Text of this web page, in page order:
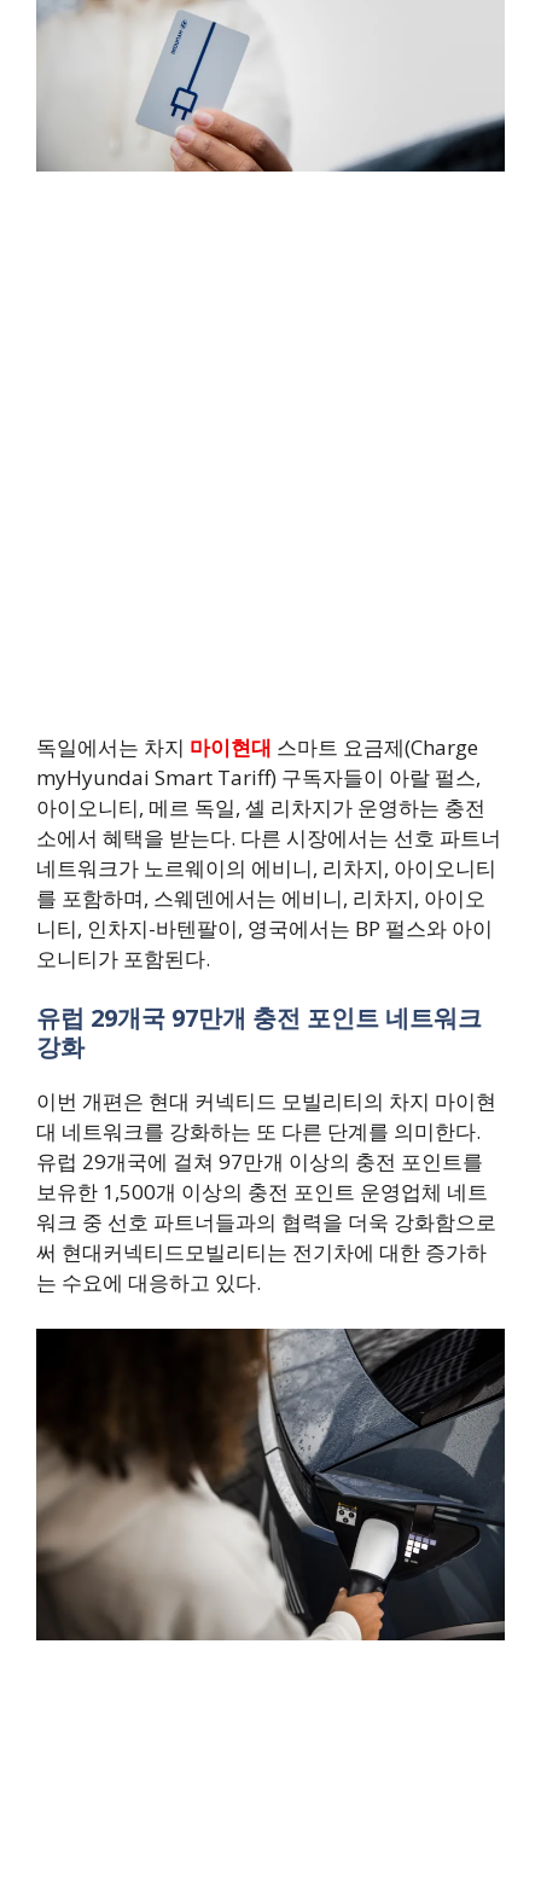
독일에서는 차지 마이현대 스마트 요금제(Charge
myHyundai Smart Tariff) 구독자들이 아랄 펄스,
아이오니티, 메르 독일, 셸 리차지가 운영하는 충전
소에서 혜택을 받는다. 다른 시장에서는 선호 파트너
네트워크가 노르웨이의 에비니, 리차지, 아이오니티
를 포함하며, 스웨덴에서는 에비니, 리차지, 아이오
니티, 인차지-바텐팔이, 영국에서는 BP 펄스와 아이
오니티가 포함된다.
유럽 29개국 97만개 충전 포인트 네트워크
강화
이번 개편은 현대 커넥티드 모빌리티의 차지 마이현
대 네트워크를 강화하는 또 다른 단계를 의미한다.
유럽 29개국에 걸쳐 97만개 이상의 충전 포인트를
보유한 1,500개 이상의 충전 포인트 운영업체 네트
워크 중 선호 파트너들과의 협력을 더욱 강화함으로
써 현대커넥티드모빌리티는 전기차에 대한 증가하
는 수요에 대응하고 있다.